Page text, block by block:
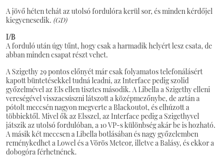
A jövő héten tehát az utolsó fordulóra kerül sor, és minden kérdőjel
kiegyenesedik. (GD)
I/B
A forduló után úgy tűnt, hogy csak a harmadik helyért lesz csata, de
abban minden csapat részt vehet.
A Szigethy 29 pontos előnyét már csak folyamatos telefonálásért
kapott büntetésekkel tudná leadni, az Interface pedig szolid
győzelmével az Els ellen tisztes második. A Libella a Szigethy elleni
vereségével visszacsúszni látszott a középmezőnybe, de aztán a
pótolt meccsén nagyon megverte a Blackoutot, és elhúzott a
többiektől. Mivel ők az Elsszel, az Interface pedig a Szigethyvel
játszik az utolsó fordulóban, a 10 VP-s különbség akár be is hozható.
A másik két meccsen a Libella botlásában és nagy győzelemben
reménykedhet a Lowel és a Vörös Meteor, illetve a Balásy, és ekkor a
dobogóra férhetnének.